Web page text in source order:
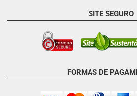
SITE SEGURO
FORMAS DE